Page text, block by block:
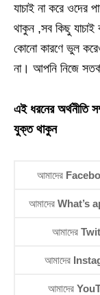
যাচাই না করে ওদের
থাকুন ,সব কিছু
কোনো কারণে ভুল
না। আপনি নিজে
এই ধরনের অর্থনীতি
যুক্ত থাকুন
আমাদের
আমাদের What’s
আমাদের
আমাদের
আমাদের